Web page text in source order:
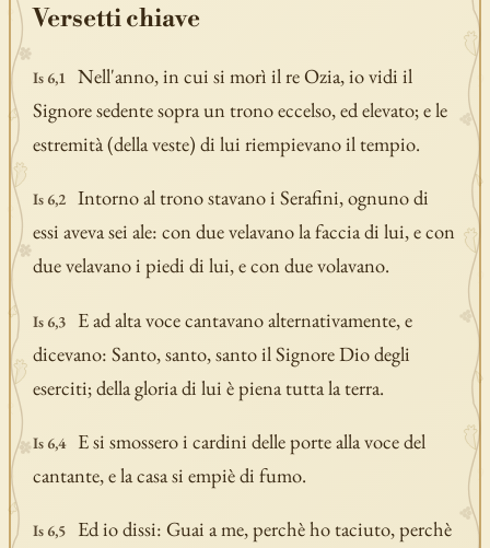
Versetti chiave
Is 6,1
Nell'anno, in cui si morì il re Ozia, io vidi il
Signore sedente sopra un trono eccelso, ed elevato; e le
estremità (della veste) di lui riempievano il tempio.
Is 6,2
Intorno al trono stavano i Serafini, ognuno di
essi aveva sei ale: con due velavano la faccia di lui, e con
due velavano i piedi di lui, e con due volavano.
Is 6,3
E ad alta voce cantavano alternativamente, e
dicevano: Santo, santo, santo il Signore Dio degli
eserciti; della gloria di lui è piena tutta la terra.
Is 6,4
E si smossero i cardini delle porte alla voce del
cantante, e la casa si empiè di fumo.
Is 6,5
Ed io dissi: Guai a me, perchè ho taciuto, perchè